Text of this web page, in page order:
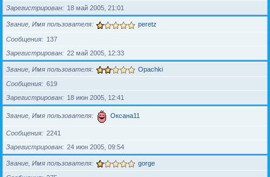
Зарегистрирован
18 май 2005, 21:01
Звание, Имя пользователя peretz
Сообщения
137
Зарегистрирован
22 май 2005, 12:33
Звание, Имя пользователя Opachki
Сообщения
619
Зарегистрирован
18 июн 2005, 12:41
Звание, Имя пользователя Оксана11
Сообщения
2241
Зарегистрирован
24 июн 2005, 09:54
Звание, Имя пользователя gorge